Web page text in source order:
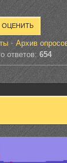
· Архив
ответов: 654